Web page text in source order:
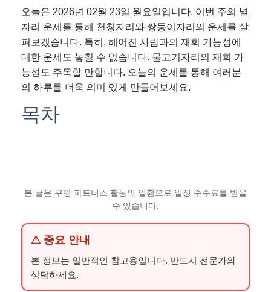
오늘은 2026년 02월 23일 월요일입니다. 이번 주의 별
자리 운세를 통해 천칭자리와 쌍둥이자리의 운세를 살
펴보겠습니다. 특히, 헤어진 사람과의 재회 가능성에
대한 운세도 놓칠 수 없습니다. 물고기자리의 재회 가
능성도 주목할 만합니다. 오늘의 운세를 통해 여러분
의 하루를 더욱 의미 있게 만들어보세요.
목차
본 글은 쿠팡 파트너스 활동의 일환으로 일정 수수료를 받을
수 있습니다.
⚠ 중요 안내
본 정보는 일반적인 참고용입니다. 반드시 전문가와
상담하세요.